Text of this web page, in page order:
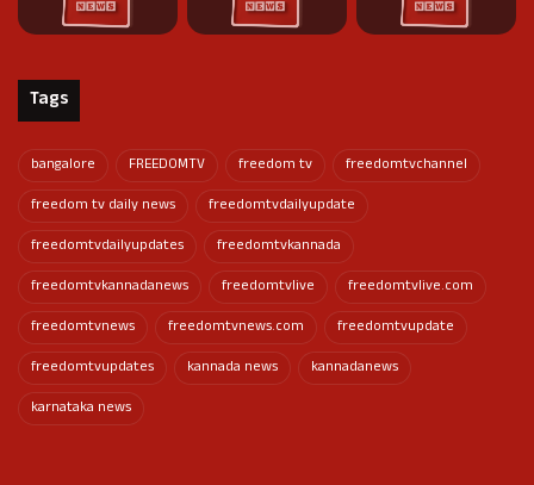
Tags
bangalore FREEDOMTV freedom tv
freedomtvchannel
freedom tv daily news
freedomtvdailyupdate
freedomtvdailyupdates
freedomtvkannada
freedomtvkannadanews
freedomtvlive
freedomtvlive.com
freedomtvnews
freedomtvnews.com
freedomtvupdate
freedomtvupdates
kannada news
kannadanews
karnataka news